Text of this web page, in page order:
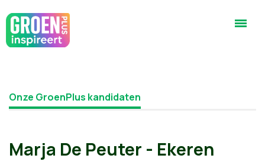
Onze GroenPlus kandidaten
Marja De Peuter - Ekeren